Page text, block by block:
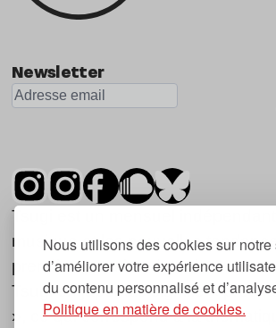
Nous utilisons des cookies sur notre
d’améliorer votre expérience
du contenu personnalisé et
Politique en matière de cookies.
Newsletter
Tsugi est un mensuel indépendant
musique et les nouvelles
première parution date de 2007.
Tsugi en japonais signifie «
», ce qui correspond à la